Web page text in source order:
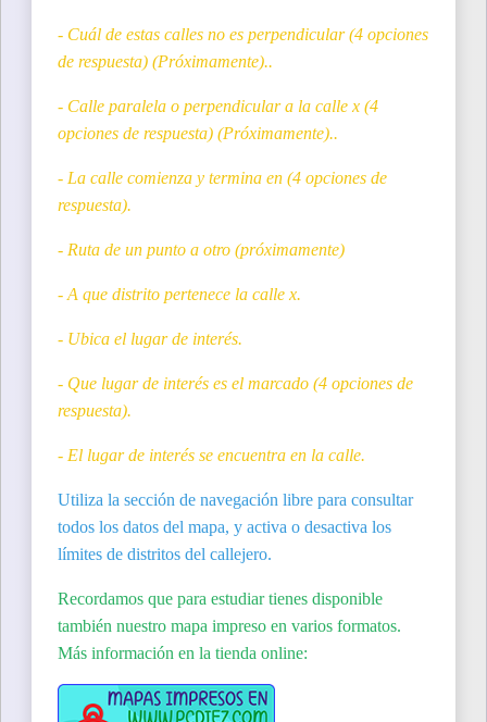
- Cuál de estas calles no es perpendicular (4 opciones
de respuesta) (Próximamente)..
- Calle paralela o perpendicular a la calle x (4
opciones de respuesta) (Próximamente)..
- La calle comienza y termina en (4 opciones de
respuesta).
- Ruta de un punto a otro (próximamente)
- A que distrito pertenece la calle x.
- Ubica el lugar de interés.
- Que lugar de interés es el marcado (4 opciones de
respuesta).
- El lugar de interés se encuentra en la calle.
Utiliza la sección de navegación libre para consultar
todos los datos del mapa, y activa o desactiva los
límites de distritos del callejero.
Recordamos que para estudiar tienes disponible
también nuestro mapa impreso en varios formatos.
Más información en la tienda online: